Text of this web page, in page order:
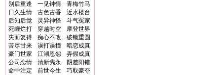
别后重逢
一见钟情
青梅竹马
日久生情
古色古香
近水楼台
后知后觉
灵异神怪
斗气冤家
死缠烂打
穿越时空
摩登世界
失而复得
痴心不改
破镜重圆
苦尽甘来
误打误撞
暗恋成真
豪门世家
江湖恩怨
弄假成真
公司恋情
清新隽永
阴差阳错
命中注定
前世今生
巧取豪夺